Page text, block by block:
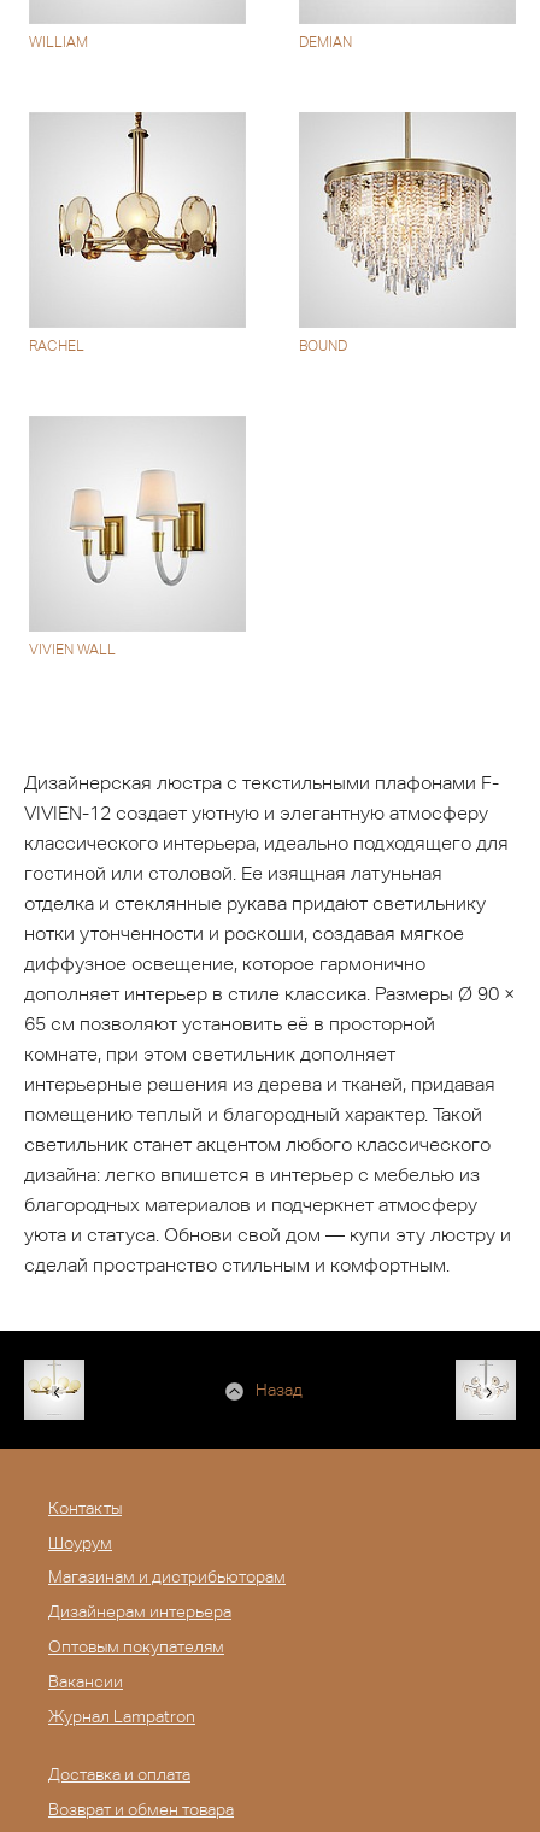
WILLIAM DEMIAN
RACHEL BOUND
VIVIEN WALL
Дизайнерская люстра с текстильными плафонами F-
VIVIEN-12 создает уютную и элегантную атмосферу
классического интерьера, идеально подходящего для
гостиной или столовой. Ее изящная латуньная
отделка и стеклянные рукава придают светильнику
нотки утонченности и роскоши, создавая мягкое
диффузное освещение, которое гармонично
дополняет интерьер в стиле классика. Размеры Ø 90 ×
65 см позволяют установить её в просторной
комнате, при этом светильник дополняет
интерьерные решения из дерева и тканей, придавая
помещению теплый и благородный характер. Такой
светильник станет акцентом любого классического
дизайна: легко впишется в интерьер с мебелью из
благородных материалов и подчеркнет атмосферу
уюта и статуса. Обнови свой дом — купи эту люстру и
сделай пространство стильным и комфортным.
Назад
Контакты
Шоурум
Магазинам и дистрибьюторам
Дизайнерам интерьера
Оптовым покупателям
Вакансии
Журнал Lampatron
Доставка и оплата
Возврат и обмен товара